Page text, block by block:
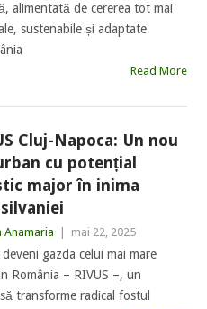
alimentată de cererea tot mai
sustenabile și adaptate
Read More
Cluj-Napoca: Un nou
cu potențial
major în inima
Anamaria mai 22, 2025
gazda celui mai mare
România – RIVUS –, un
transforme radical fostul